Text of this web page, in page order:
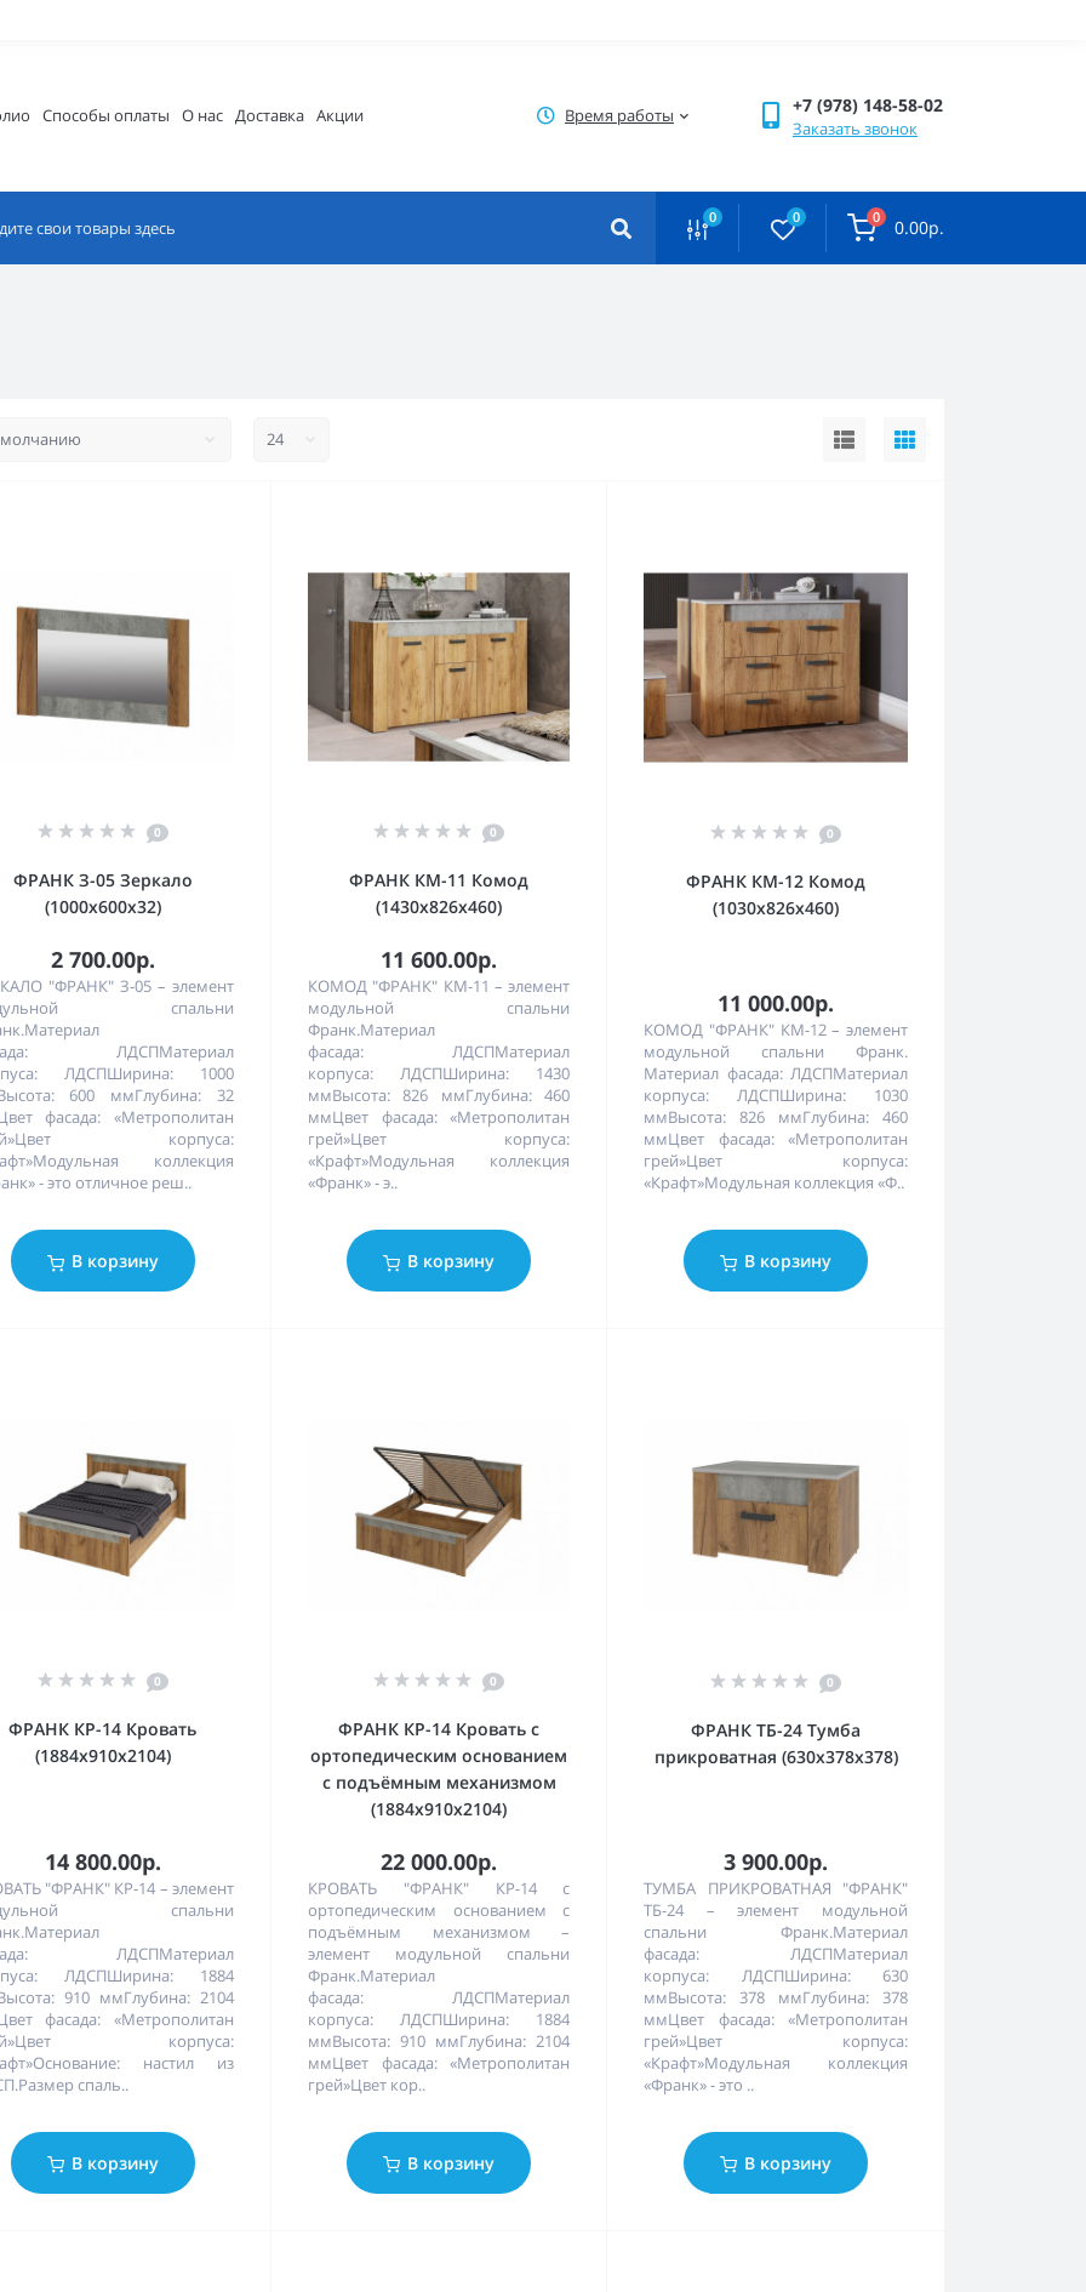
Способы оплаты О нас Доставка Акции Время работы +7 (978) 148-58-02
Заказать звонок
0 0 0 0.00р.
0
ФРАНК З-05 Зеркало
(1000х600х32)
2 700.00р.
"ФРАНК" З-05 – элемент
спальни
ЛДСПМатериал
ЛДСПШирина: 1000
600 ммГлубина: 32
фасада: «Метрополитан
корпуса:
коллекция
- это отличное реш..
В корзину
0
ФРАНК КМ-11 Комод
(1430х826х460)
11 600.00р.
КОМОД "ФРАНК" КМ-11 – элемент
модульной спальни
Франк.Материал
фасада: ЛДСПМатериал
корпуса: ЛДСПШирина: 1430
ммВысота: 826 ммГлубина: 460
ммЦвет фасада: «Метрополитан
грей»Цвет корпуса:
«Крафт»Модульная коллекция
«Франк» - э..
В корзину
0
ФРАНК КМ-12 Комод
(1030х826х460)
11 000.00р.
КОМОД "ФРАНК" КМ-12 – элемент
модульной спальни Франк.
Материал фасада: ЛДСПМатериал
корпуса: ЛДСПШирина: 1030
ммВысота: 826 ммГлубина: 460
ммЦвет фасада: «Метрополитан
грей»Цвет корпуса:
«Крафт»Модульная коллекция «Ф..
В корзину
0
ФРАНК КР-14 Кровать
(1884х910х2104)
14 800.00р.
"ФРАНК" КР-14 – элемент
спальни
ЛДСПМатериал
ЛДСПШирина: 1884
910 ммГлубина: 2104
фасада: «Метрополитан
корпуса:
настил из
спаль..
В корзину
0
ФРАНК КР-14 Кровать с
ортопедическим основанием
с подъёмным механизмом
(1884х910х2104)
22 000.00р.
КРОВАТЬ "ФРАНК" КР-14 с
ортопедическим основанием с
подъёмным механизмом –
элемент модульной спальни
Франк.Материал
фасада: ЛДСПМатериал
корпуса: ЛДСПШирина: 1884
ммВысота: 910 ммГлубина: 2104
ммЦвет фасада: «Метрополитан
грей»Цвет кор..
В корзину
0
ФРАНК ТБ-24 Тумба
прикроватная (630х378х378)
3 900.00р.
ТУМБА ПРИКРОВАТНАЯ "ФРАНК"
ТБ-24 – элемент модульной
спальни Франк.Материал
фасада: ЛДСПМатериал
корпуса: ЛДСПШирина: 630
ммВысота: 378 ммГлубина: 378
ммЦвет фасада: «Метрополитан
грей»Цвет корпуса:
«Крафт»Модульная коллекция
«Франк» - это ..
В корзину